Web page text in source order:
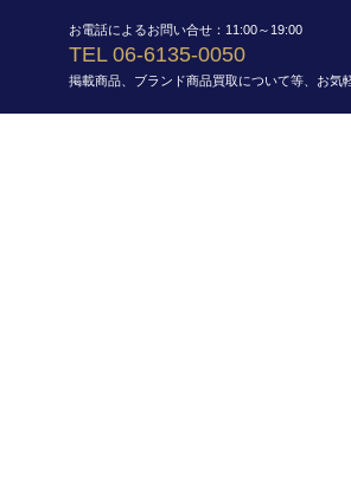
お電話によるお問い合せ：11:00～19:00
TEL 06-6135-0050
掲載商品、ブランド商品買取について等、お気